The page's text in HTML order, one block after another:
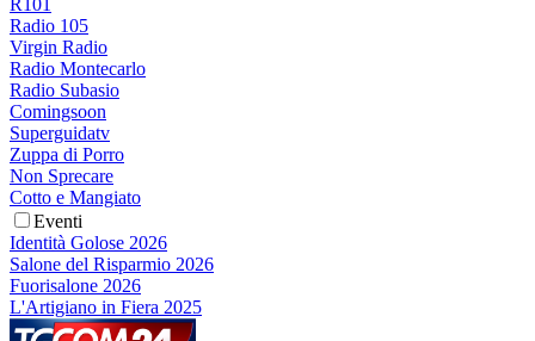
R101
Radio 105
Virgin Radio
Radio Montecarlo
Radio Subasio
Comingsoon
Superguidatv
Zuppa di Porro
Non Sprecare
Cotto e Mangiato
Eventi
Identità Golose 2026
Salone del Risparmio 2026
Fuorisalone 2026
L'Artigiano in Fiera 2025